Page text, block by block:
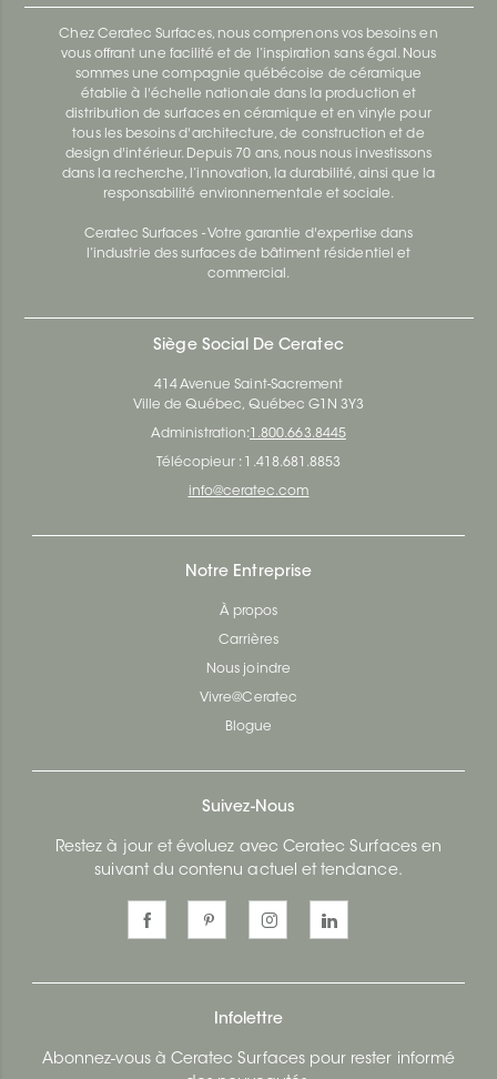
Chez Ceratec Surfaces, nous comprenons vos besoins en
vous offrant une facilité et de l’inspiration sans égal. Nous
sommes une compagnie québécoise de céramique
établie à l'échelle nationale dans la production et
distribution de surfaces en céramique et en vinyle pour
tous les besoins d'architecture, de construction et de
design d'intérieur. Depuis 70 ans, nous nous investissons
dans la recherche, l’innovation, la durabilité, ainsi que la
responsabilité environnementale et sociale.
Ceratec Surfaces - Votre garantie d'expertise dans
l’industrie des surfaces de bâtiment résidentiel et
commercial.
Siège Social De Ceratec
414 Avenue Saint-Sacrement
Ville de Québec, Québec G1N 3Y3
Administration: 1.800.663.8445
Télécopieur : 1.418.681.8853
info@ceratec.com
Notre Entreprise
À propos
Carrières
Nous joindre
Vivre@Ceratec
Blogue
Suivez-Nous
Restez à jour et évoluez avec Ceratec Surfaces en
suivant du contenu actuel et tendance.
Infolettre
Abonnez-vous à Ceratec Surfaces pour rester informé